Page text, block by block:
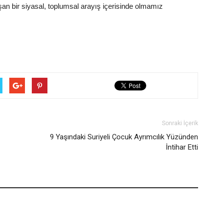
bir siyasal, toplumsal arayış içerisinde olmamız
Sonraki İçerik
9 Yaşındaki Suriyeli Çocuk Ayrımcılık Yüzünden
İntihar Etti